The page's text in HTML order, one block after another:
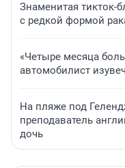
Знаменитая тикток-
с редкой формой
«Четыре месяца
автомобилист
На пляже под
преподаватель
дочь